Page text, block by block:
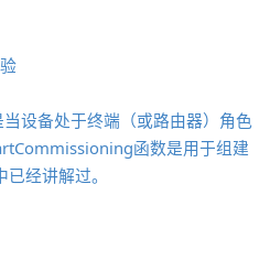
设备处于终端（或路由器）角色
函数是用于组建
经讲解过。